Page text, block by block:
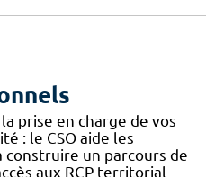
prise en charge de vos
: le CSO aide les
construire un parcours de
aux RCP territorial